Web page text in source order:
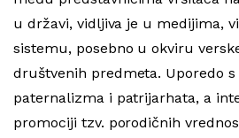
u državi, vidljiva je u medijima,
sistemu, posebno u okviru
društvenih predmeta. Uporedo
paternalizma i patrijarhata, a
promociji tzv. porodičnih